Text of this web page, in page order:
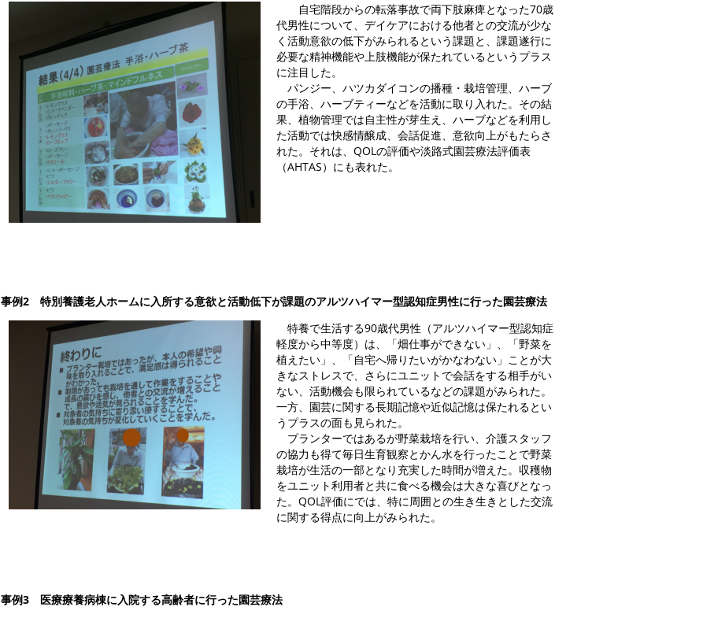
自宅階段からの転落事故で両下肢麻痺となった70歳
代男性について、デイケアにおける他者との交流が少な
く活動意欲の低下がみられるという課題と、課題遂行に
必要な精神機能や上肢機能が保たれているというプラス
に注目した。
パンジー、ハツカダイコンの播種・栽培管理、ハーブ
の手浴、ハーブティーなどを活動に取り入れた。その結
果、植物管理では自主性が芽生え、ハーブなどを利用し
た活動では快感情醸成、会話促進、意欲向上がもたらさ
れた。それは、QOLの評価や淡路式園芸療法評価表
（AHTAS）にも表れた。
事例2 特別養護老人ホームに入所する意欲と活動低下が課題のアルツハイマー型認知症男性に行った園芸療法
特養で生活する90歳代男性（アルツハイマー型認知症
軽度から中等度）は、「畑仕事ができない」、「野菜を
植えたい」、「自宅へ帰りたいがかなわない」ことが大
きなストレスで、さらにユニットで会話をする相手がい
ない、活動機会も限られているなどの課題がみられた。
一方、園芸に関する長期記憶や近似記憶は保たれるとい
うプラスの面も見られた。
プランターではあるが野菜栽培を行い、介護スタッフ
の協力も得て毎日生育観察とかん水を行ったことで野菜
栽培が生活の一部となり充実した時間が増えた。収穫物
をユニット利用者と共に食べる機会は大きな喜びとなっ
た。QOL評価にでは、特に周囲との生き生きとした交流
に関する得点に向上がみられた。
事例3 医療療養病棟に入院する高齢者に行った園芸療法